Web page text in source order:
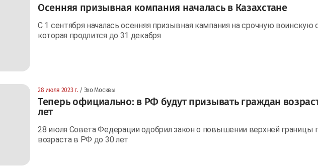
Осенняя призывная компания началась в Казахстане
С 1 сентября началась осенняя призывная кампания на срочную воинскую
которая продлится до 31 декабря
28 июля 2023 г. / Эхо Москвы
Теперь официально: в РФ будут призывать граждан
лет
28 июля Совета Федерации одобрил закон о повышении верхней границы
возраста в РФ до 30 лет